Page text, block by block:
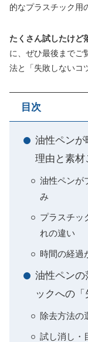
的なプラスチック用
たくさん試したけど
に、ぜひ最後までご
法と「失敗しないコ
目次
油性ペンが
理由と素材
油性ペンが
み
プラスチッ
れの違い
時間の経過
油性ペンの
ックへの「
除去方法の
試し消し・